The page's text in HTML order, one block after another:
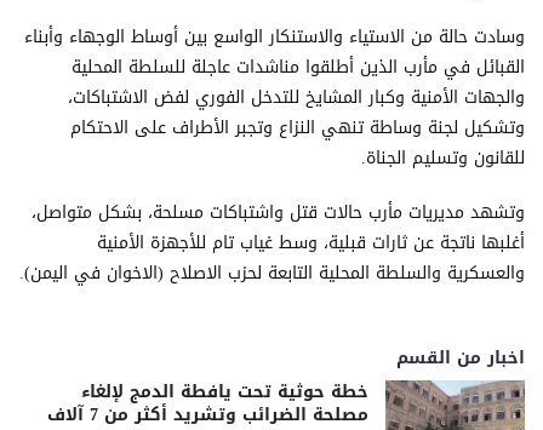
وسادت حالة من الاستياء والاستنكار الواسع بين أوساط الوجهاء وأبناء
القبائل في مأرب الذين أطلقوا مناشدات عاجلة للسلطة المحلية
والجهات الأمنية وكبار المشايخ للتدخل الفوري لفض الاشتباكات،
وتشكيل لجنة وساطة تنهي النزاع وتجبر الأطراف على الاحتكام
للقانون وتسليم الجناة.
وتشهد مديريات مأرب حالات قتل واشتباكات مسلحة، بشكل متواصل،
أغلبها ناتجة عن ثارات قبلية، وسط غياب تام للأجهزة الأمنية
والعسكرية والسلطة المحلية التابعة لحزب الاصلاح (الاخوان في اليمن).
اخبار من القسم
خطة حوثية تحت يافطة الدمج لإلغاء
مصلحة الضرائب وتشريد أكثر من 7 آلاف